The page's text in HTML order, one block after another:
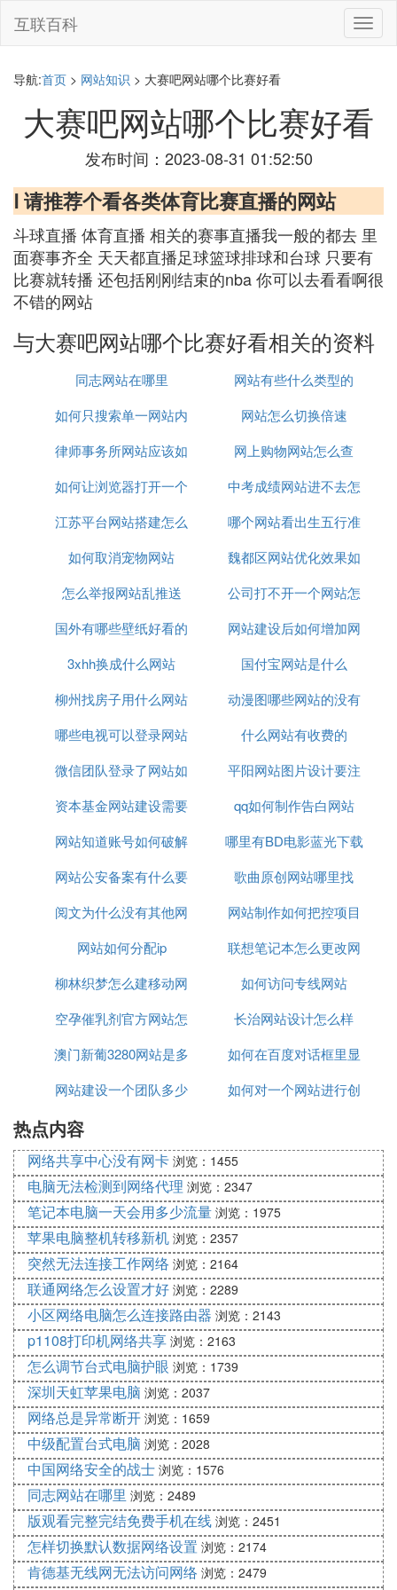
切
换
互联百科
导航:首页 > 网站知识 > 大赛吧网站哪个比赛好看
大赛吧网站哪个比赛好看
发布时间：2023-08-31 01:52:50
Ⅰ 请推荐个看各类体育比赛直播的网站
斗球直播 体育直播 相关的赛事直播我一般的都去 里
面赛事齐全 天天都直播足球篮球排球和台球 只要有
比赛就转播 还包括刚刚结束的nba 你可以去看看啊很
不错的网站
与大赛吧网站哪个比赛好看相关的资料
同志网站在哪里
网站有些什么类型的
如何只搜索单一网站内
容
网站怎么切换倍速
律师事务所网站应该如
何制作
网上购物网站怎么查
如何让浏览器打开一个
网站
中考成绩网站进不去怎
么办
江苏平台网站搭建怎么
联系
哪个网站看出生五行准
如何取消宠物网站
魏都区网站优化效果如
何
怎么举报网站乱推送
公司打不开一个网站怎
么办
国外有哪些壁纸好看的
网站
网站建设后如何增加网
络流量
3xhh换成什么网站
国付宝网站是什么
柳州找房子用什么网站
动漫图哪些网站的没有
水印
哪些电视可以登录网站
什么网站有收费的
微信团队登录了网站如
何退掉
平阳网站图片设计要注
意什么
资本基金网站建设需要
多少钱
qq如何制作告白网站
网站知道账号如何破解
密码
哪里有BD电影蓝光下载
网站
网站公安备案有什么要
注意
歌曲原创网站哪里找
阅文为什么没有其他网
站流量
网站制作如何把控项目
制作时间
网站如何分配ip
联想笔记本怎么更改网
站权限
柳林织梦怎么建移动网
站
如何访问专线网站
空孕催乳剂官方网站怎
么买
长治网站设计怎么样
澳门新葡3280网站是多
少
如何在百度对话框里显
示常用网站
网站建设一个团队多少
如何对一个网站进行创
热点内容
网络共享中心没有网卡 浏览：1455
电脑无法检测到网络代理 浏览：2347
笔记本电脑一天会用多少流量 浏览：1975
苹果电脑整机转移新机 浏览：2357
突然无法连接工作网络 浏览：2164
联通网络怎么设置才好 浏览：2289
小区网络电脑怎么连接路由器 浏览：2143
p1108打印机网络共享 浏览：2163
怎么调节台式电脑护眼 浏览：1739
深圳天虹苹果电脑 浏览：2037
网络总是异常断开 浏览：1659
中级配置台式电脑 浏览：2028
中国网络安全的战士 浏览：1576
同志网站在哪里 浏览：2489
版观看完整完结免费手机在线 浏览：2451
怎样切换默认数据网络设置 浏览：2174
肯德基无线网无法访问网络 浏览：2479